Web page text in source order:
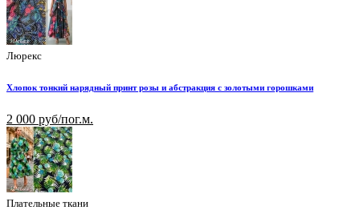
Люрекс
Хлопок тонкий нарядный принт розы и абстракция с золотыми горошками
2 000 руб/пог.м.
Плательные ткани